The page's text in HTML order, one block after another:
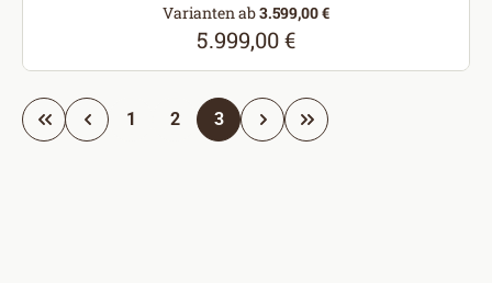
Varianten ab3.599,00 €
Regulärer Preis:
5.999,00 €
Seite
1 Seite
2 Seite
3